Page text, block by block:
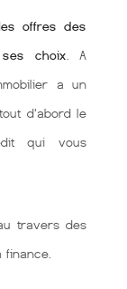
offres des
choix . A
a un
d'abord le
qui vous
travers des